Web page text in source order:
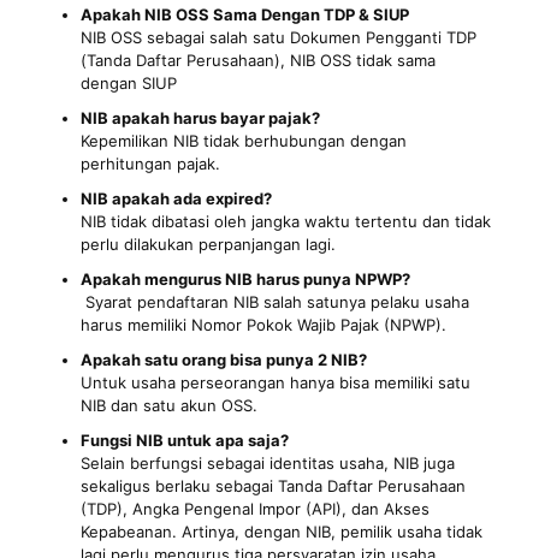
Apakah NIB OSS Sama Dengan TDP & SIUP
NIB OSS sebagai salah satu Dokumen Pengganti TDP
(Tanda Daftar Perusahaan), NIB OSS tidak sama
dengan SIUP
NIB apakah harus bayar pajak?
Kepemilikan NIB tidak berhubungan dengan
perhitungan pajak.
NIB apakah ada expired?
NIB tidak dibatasi oleh jangka waktu tertentu dan tidak
perlu dilakukan perpanjangan lagi.
Apakah mengurus NIB harus punya NPWP?
Syarat pendaftaran NIB salah satunya pelaku usaha
harus memiliki Nomor Pokok Wajib Pajak (NPWP).
Apakah satu orang bisa punya 2 NIB?
Untuk usaha perseorangan hanya bisa memiliki satu
NIB dan satu akun OSS.
Fungsi NIB untuk apa saja?
Selain berfungsi sebagai identitas usaha, NIB juga
sekaligus berlaku sebagai Tanda Daftar Perusahaan
(TDP), Angka Pengenal Impor (API), dan Akses
Kepabeanan. Artinya, dengan NIB, pemilik usaha tidak
lagi perlu mengurus tiga persyaratan izin usaha